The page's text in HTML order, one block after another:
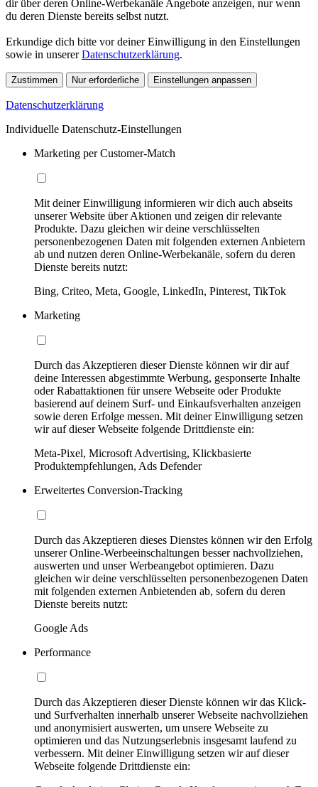
dir über deren Online-Werbekanäle Angebote anzeigen, nur wenn
du deren Dienste bereits selbst nutzt.
Erkundige dich bitte vor deiner Einwilligung in den Einstellungen
sowie in unsererDatenschutzerklärung.
Zustimmen Nur erforderliche Einstellungen anpassen
Datenschutzerklärung
Individuelle Datenschutz-Einstellungen
Marketing per Customer-Match
Mit deiner Einwilligung informieren wir dich auch abseits
unserer Website über Aktionen und zeigen dir relevante
Produkte. Dazu gleichen wir deine verschlüsselten
personenbezogenen Daten mit folgenden externen Anbietern
ab und nutzen deren Online-Werbekanäle, sofern du deren
Dienste bereits nutzt:
Bing, Criteo, Meta, Google, LinkedIn, Pinterest, TikTok
Marketing
Durch das Akzeptieren dieser Dienste können wir dir auf
deine Interessen abgestimmte Werbung, gesponserte Inhalte
oder Rabattaktionen für unsere Webseite oder Produkte
basierend auf deinem Surf- und Einkaufsverhalten anzeigen
sowie deren Erfolge messen. Mit deiner Einwilligung setzen
wir auf dieser Webseite folgende Drittdienste ein:
Meta-Pixel, Microsoft Advertising, Klickbasierte
Produktempfehlungen, Ads Defender
Erweitertes Conversion-Tracking
Durch das Akzeptieren dieses Dienstes können wir den Erfolg
unserer Online-Werbeeinschaltungen besser nachvollziehen,
auswerten und unser Werbeangebot optimieren. Dazu
gleichen wir deine verschlüsselten personenbezogenen Daten
mit folgenden externen Anbietenden ab, sofern du deren
Dienste bereits nutzt:
Google Ads
Performance
Durch das Akzeptieren dieser Dienste können wir das Klick-
und Surfverhalten innerhalb unserer Webseite nachvollziehen
und anonymisiert auswerten, um unsere Webseite zu
optimieren und das Nutzungserlebnis insgesamt laufend zu
verbessern. Mit deiner Einwilligung setzen wir auf dieser
Webseite folgende Drittdienste ein: